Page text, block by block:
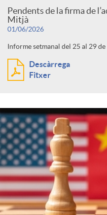
o
c
u
s
g
o
r
i
e
s
o
n
t
i
n
g
u
Pendents de la firma de
Mitjà
01/06/2026
Informe setmanal del 25 al 29
Descàrrega
Fitxer